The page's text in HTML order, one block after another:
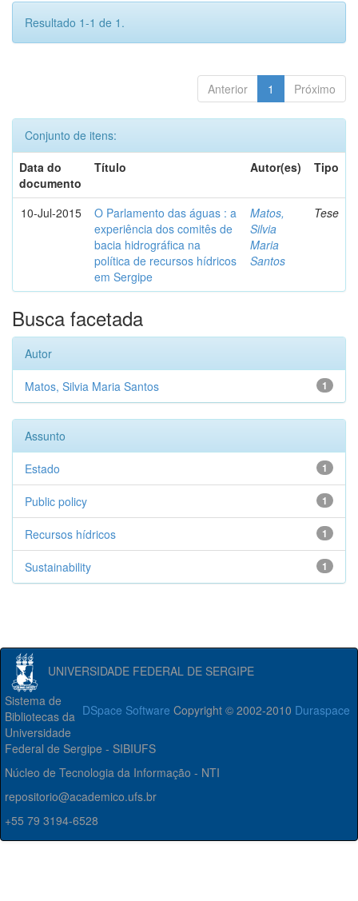
Resultado 1-1 de 1.
Anterior 1 Próximo
Conjunto de itens:
Data do
documento
Título Autor(es) Tipo
10-Jul-2015
O Parlamento das águas : a
experiência dos comitês de
bacia hidrográfica na
política de recursos hídricos
em Sergipe
Matos,
Silvia
Maria
Santos
Tese
Busca facetada
Autor
1
Matos, Silvia Maria Santos
Assunto
1
Estado
1
Public policy
1
Recursos hídricos
1
Sustainability
UNIVERSIDADE FEDERAL DE SERGIPE
DSpace Software Copyright © 2002-2010 Duraspace
Sistema de
Bibliotecas da
Universidade
Federal de Sergipe - SIBIUFS
Núcleo de Tecnologia da Informação - NTI
repositorio@academico.ufs.br
+55 79 3194-6528